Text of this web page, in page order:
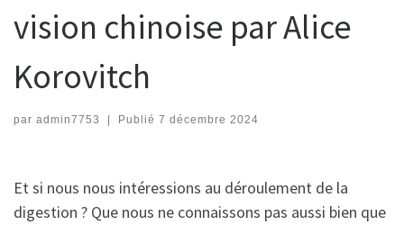
vision chinoise par Alice
Korovitch
par admin7753 | Publié 7 décembre 2024
Et si nous nous intéressions au déroulement de la
digestion ? Que nous ne connaissons pas aussi bien que